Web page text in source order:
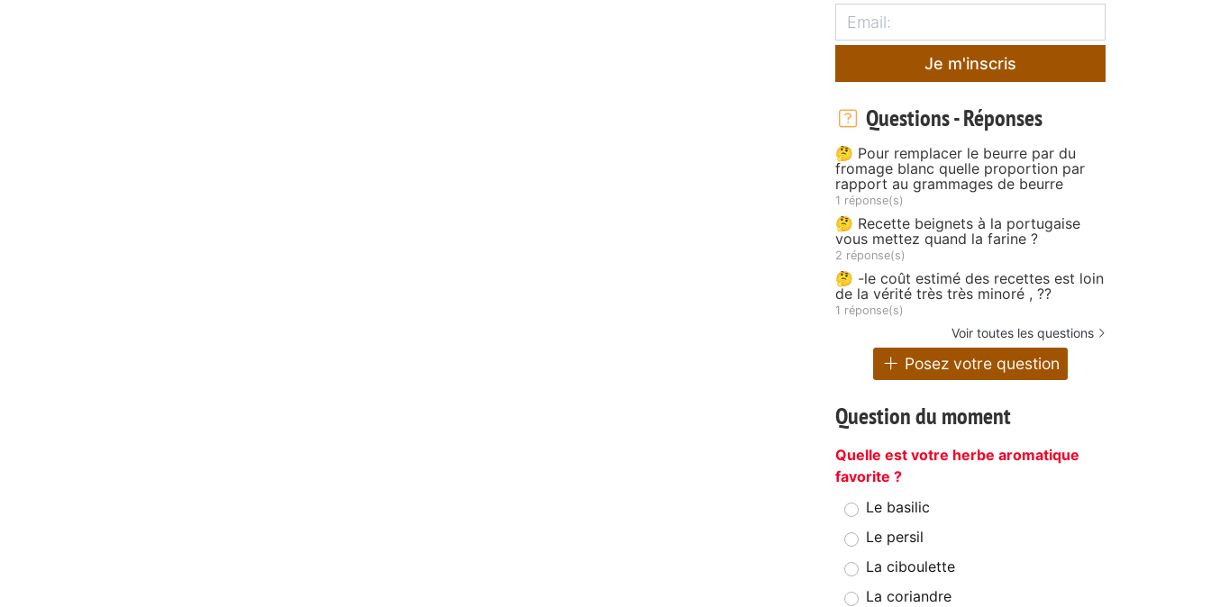
Je m'inscris
Questions - Réponses
🤔 Pour remplacer le beurre par du
fromage blanc quelle proportion par
rapport au grammages de beurre
1 réponse(s)
🤔 Recette beignets à la portugaise
vous mettez quand la farine ?
2 réponse(s)
🤔 -le coût estimé des recettes est loin
de la vérité très très minoré , ??
1 réponse(s)
Voir toutes les questions
Posez votre question
Question du moment
Quelle est votre herbe aromatique
favorite ?
Le basilic
Le persil
La ciboulette
La coriandre